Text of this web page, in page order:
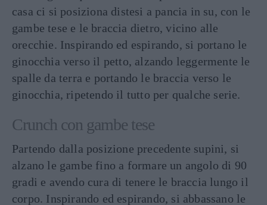
casa ci si posiziona distesi a pancia in su, con le
gambe tese e le braccia dietro, vicino alle
orecchie. Inspirando ed espirando, si portano le
ginocchia verso il petto, alzando leggermente le
spalle da terra e portando le braccia verso le
ginocchia, ripetendo il tutto per qualche serie.
Crunch con gambe tese
Partendo dalla posizione precedente supini, si
alzano le gambe fino a formare un angolo di 90
gradi e avendo cura di tenere le braccia lungo il
corpo. Inspirando ed espirando, si abbassano le